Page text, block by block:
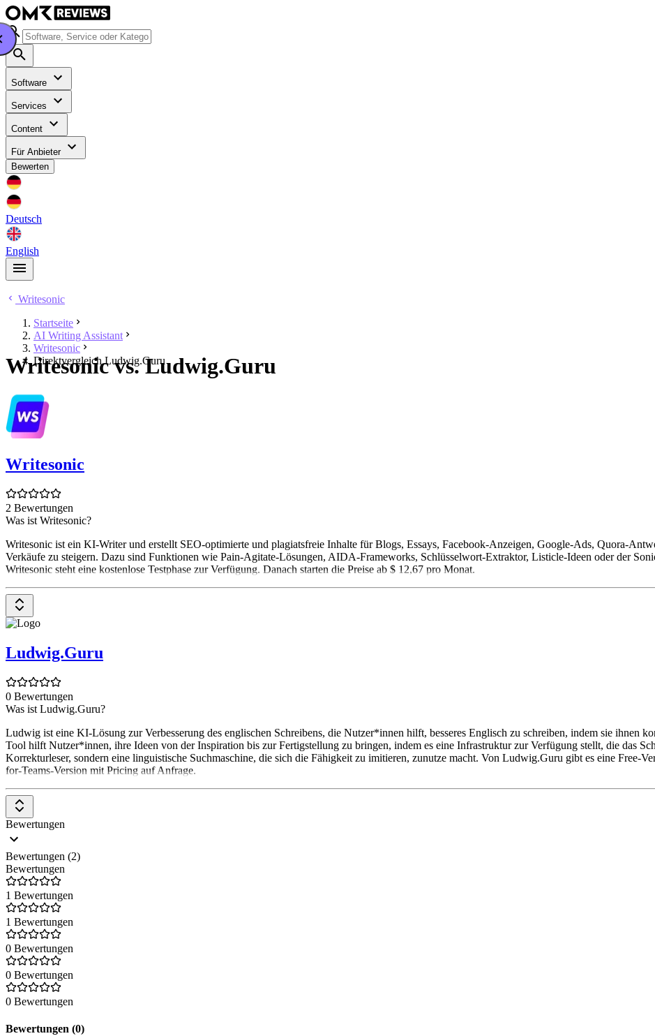
Software
Services
Content
Für Anbieter
Bewerten
Deutsch
English
Writesonic
Startseite
AI Writing Assistant
Writesonic
Direktvergleich Ludwig.Guru
Writesonic vs. Ludwig.Guru
Writesonic
2 Bewertungen
Was ist Writesonic?
Writesonic ist ein KI-Writer und erstellt SEO-optimierte und plagiatsfreie Inhalte für Blogs, Essays, Facebook-Anzeigen, Google-Ads, Quora-
Verkäufe zu steigern. Dazu sind Funktionen wie Pain-Agitate-Lösungen, AIDA-Frameworks, Schlüsselwort-Extraktor, Listicle-Ideen oder der
Writesonic steht eine kostenlose Testphase zur Verfügung. Danach starten die Preise ab $ 12,67 pro Monat.
Ludwig.Guru
0 Bewertungen
Was ist Ludwig.Guru?
Ludwig ist eine KI-Lösung zur Verbesserung des englischen Schreibens, die Nutzer*innen hilft, besseres Englisch zu schreiben, indem sie ihnen
Tool hilft Nutzer*innen, ihre Ideen von der Inspiration bis zur Fertigstellung zu bringen, indem es eine Infrastruktur zur Verfügung stellt, die das
Korrekturleser, sondern eine linguistische Suchmaschine, die sich die Fähigkeit zu imitieren, zunutze macht. Von Ludwig.Guru gibt es eine Free-
for-Teams-Version mit Pricing auf Anfrage.
Bewertungen
Bewertungen (2)
Bewertungen
1 Bewertungen
1 Bewertungen
0 Bewertungen
0 Bewertungen
0 Bewertungen
Bewertungen (0)